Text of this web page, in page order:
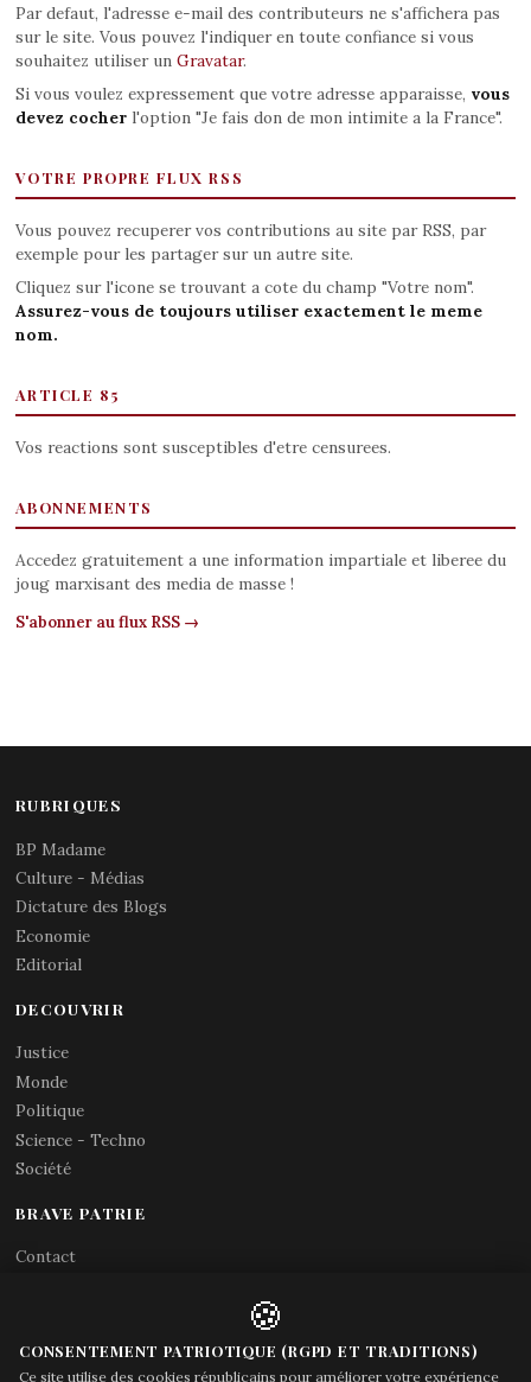
Par defaut, l'adresse e-mail des contributeurs ne s'affichera pas
sur le site. Vous pouvez l'indiquer en toute confiance si vous
souhaitez utiliser un Gravatar.
Si vous voulez expressement que votre adresse apparaisse, vous
devez cocherl'option "Je fais don de mon intimite a la France".
VOTRE PROPRE FLUX RSS
Vous pouvez recuperer vos contributions au site par RSS, par
exemple pour les partager sur un autre site.
Cliquez sur l'icone se trouvant a cote du champ "Votre nom".
Assurez-vous de toujours utiliser exactement le meme
nom.
ARTICLE 85
Vos reactions sont susceptibles d'etre censurees.
ABONNEMENTS
Accedez gratuitement a une information impartiale et liberee du
joug marxisant des media de masse !
S'abonner au flux RSS →
RUBRIQUES
BP Madame
Culture - Médias
Dictature des Blogs
Economie
Editorial
DECOUVRIR
Justice
Monde
Politique
Science - Techno
Société
BRAVE PATRIE
Contact
Acces gouvernement
🍪
CONSENTEMENT PATRIOTIQUE (RGPD ET TRADITIONS)
Ce site utilise des cookies républicains pour améliorer votre expérience